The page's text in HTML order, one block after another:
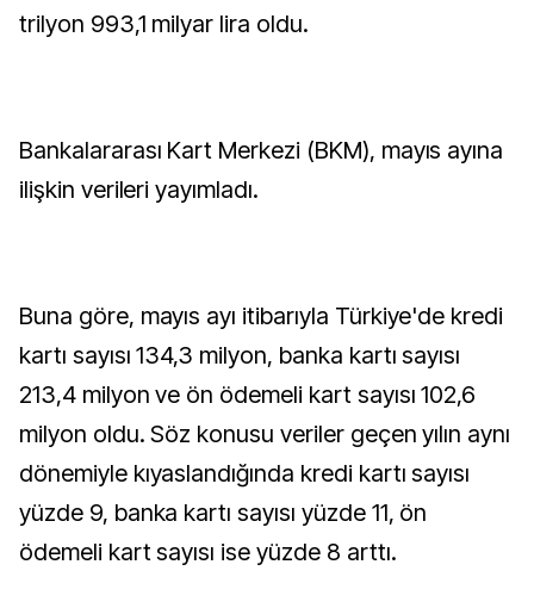
trilyon 993,1 milyar lira oldu.
Bankalararası Kart Merkezi (BKM), mayıs ayına
ilişkin verileri yayımladı.
Buna göre, mayıs ayı itibarıyla Türkiye'de kredi
kartı sayısı 134,3 milyon, banka kartı sayısı
213,4 milyon ve ön ödemeli kart sayısı 102,6
milyon oldu. Söz konusu veriler geçen yılın aynı
dönemiyle kıyaslandığında kredi kartı sayısı
yüzde 9, banka kartı sayısı yüzde 11, ön
ödemeli kart sayısı ise yüzde 8 arttı.